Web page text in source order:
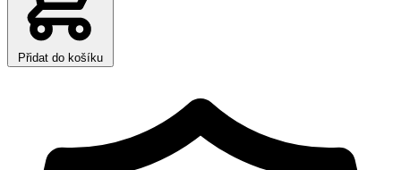
Přidat do košíku